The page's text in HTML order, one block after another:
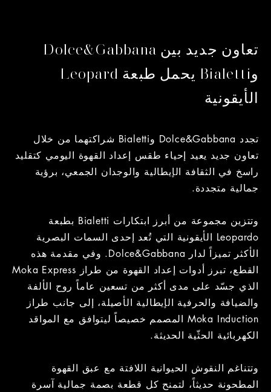
تعاون جديد بين Dolce&Gabbana
وBialetti يحمل طبعة Leopard
الأيقونية
تجدد Dolce&Gabbana وBialetti شراكتهما من خلال
تعاون جديد يعيد إحياء طقس إعداد القهوة اليومي كتقليد
راسخ في الثقافة الإيطالية والوجدان الجمعي، برؤية
جمالية متجددة.
وتتزين مجموعة من أبرز ابتكارات Bialetti بطبعة
Leopardo الأيقونية التي تُعد إحدى السمات البصرية
الأكثر تميزاً لدار Dolce&Gabbana. وفي مقدمة هذه
القطع، تبرز أدوات إعداد القهوة من طراز Moka Express
الذي جسّد على مدى أكثر من تسعين عاماً روح الألفة
والضيافة والحرفية الإيطالية الأصيلة، إلى جانب طراز
Moka Induction المصمم خصيصاً ليتوافق مع المواقد
الكهربائية الحثّية الحديثة.
وتتناغم النقوش الحيوانية اللافتة مع عبق القهوة
المطحونة حديثاً، لتمنح كل قطعة بصمة جمالية آسرة